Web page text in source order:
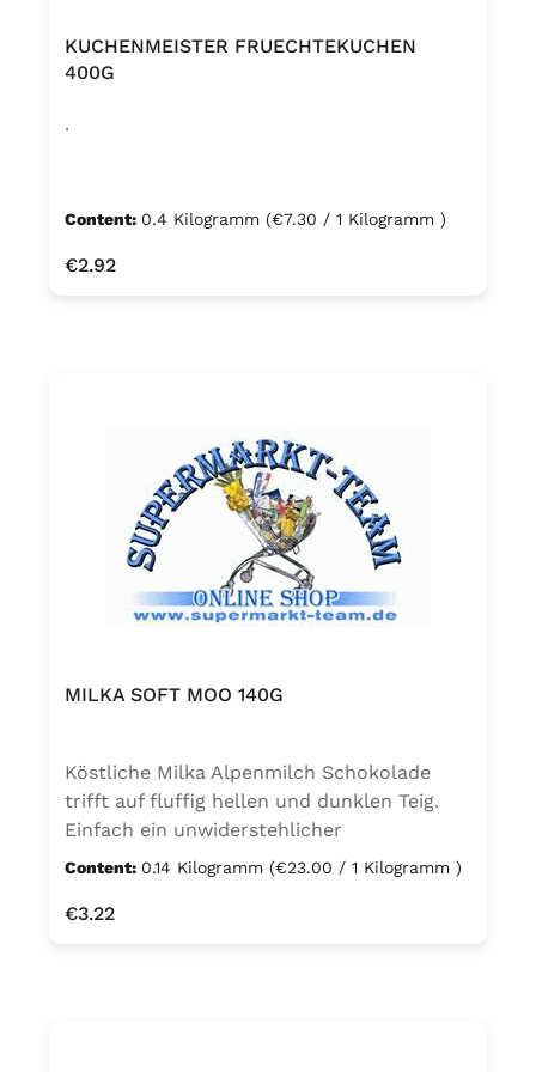
KUCHENMEISTER FRUECHTEKUCHEN
400G
.
Content: 0.4 Kilogramm (€7.30 / 1 Kilogramm )
Regular price:
€2.92
MILKA SOFT MOO 140G
Köstliche Milka Alpenmilch Schokolade
trifft auf fluffig hellen und dunklen Teig.
Einfach ein unwiderstehlicher
Kuchengenuss in Kuhform für die ganze
Lieblingsmenschen. Für unterwegs und
Content: 0.14 Kilogramm (€23.00 / 1 Kilogramm )
Regular price:
€3.22